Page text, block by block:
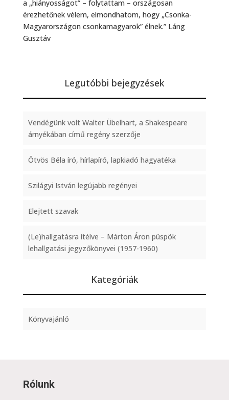
a „hiányosságot” – folytattam – országosan
érezhetőnek vélem, elmondhatom, hogy „Csonka-
Magyarországon csonkamagyarok” élnek.” Láng
Gusztáv
Legutóbbi bejegyzések
Vendégünk volt Walter Übelhart, a Shakespeare
árnyékában című regény szerzője
Ötvös Béla író, hírlapíró, lapkiadó hagyatéka
Szilágyi István legújabb regényei
Elejtett szavak
(Le)hallgatásra ítélve – Márton Áron püspök
lehallgatási jegyzőkönyvei (1957-1960)
Kategóriák
Könyvajánló
Rólunk